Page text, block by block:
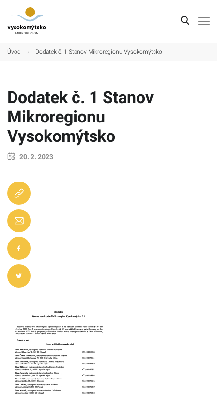
Úvod › Dodatek č. 1 Stanov Mikroregionu Vysokomýtsko
Dodatek č. 1 Stanov
Mikroregionu
Vysokomýtsko
20. 2. 2023
Úvod
Turistické cíle
Kultura
Kontakt